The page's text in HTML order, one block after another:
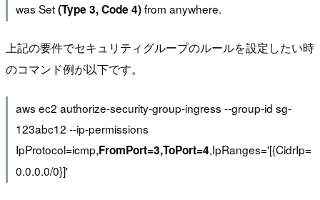
was Set(Type 3, Code 4)from anywhere.
上記の要件でセキュリティグループのルールを設定したい時
のコマンド例が以下です。
aws ec2 authorize-security-group-ingress --group-id sg-
123abc12 --ip-permissions
IpProtocol=icmp,FromPort=3,ToPort=4,IpRanges='[{CidrIp=
0.0.0.0/0}]'